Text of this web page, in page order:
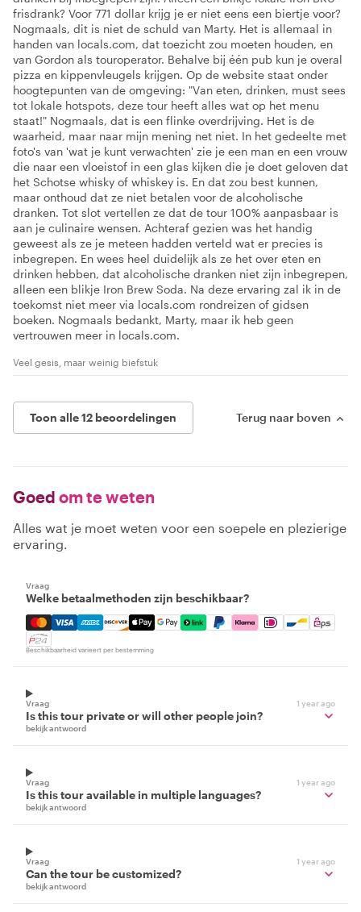
frisdrank? Voor 771 dollar krijg je er niet eens een biertje voor?
Nogmaals, dit is niet de schuld van Marty. Het is allemaal in
handen van locals.com, dat toezicht zou moeten houden, en
van Gordon als touroperator. Behalve bij één pub kun je overal
pizza en kippenvleugels krijgen. Op de website staat onder
hoogtepunten van de omgeving: "Van eten, drinken, must sees
tot lokale hotspots, deze tour heeft alles wat op het menu
staat!" Nogmaals, dat is een flinke overdrijving. Het is de
waarheid, maar naar mijn mening net niet. In het gedeelte met
foto's van 'wat je kunt verwachten' zie je een man en een vrouw
die naar een vloeistof in een glas kijken die je doet geloven dat
het Schotse whisky of whiskey is. En dat zou best kunnen,
maar onthoud dat ze niet betalen voor de alcoholische
dranken. Tot slot vertellen ze dat de tour 100% aanpasbaar is
aan je culinaire wensen. Achteraf gezien was het handig
geweest als ze je meteen hadden verteld wat er precies is
inbegrepen. En wees heel duidelijk als ze het over eten en
drinken hebben, dat alcoholische dranken niet zijn inbegrepen,
alleen een blikje Iron Brew Soda. Na deze ervaring zal ik in de
toekomst niet meer via locals.com rondreizen of gidsen
boeken. Nogmaals bedankt, Marty, maar ik heb geen
vertrouwen meer in locals.com.
Veel gesis, maar weinig biefstuk
Toon alle 12 beoordelingen Terug naar boven
Goed om te weten
Alles wat je moet weten voor een soepele en plezierige
ervaring.
Vraag
Welke betaalmethoden zijn beschikbaar?
Mastercard, Visa, Amex, Discover, Apple Pay, Google
Beschikbaarheid varieert per bestemming
Vraag 1 year ago
Is this tour private or will other people join?
bekijk antwoord
Vraag 1 year ago
Is this tour available in multiple languages?
bekijk antwoord
Vraag 1 year ago
Can the tour be customized?
bekijk antwoord